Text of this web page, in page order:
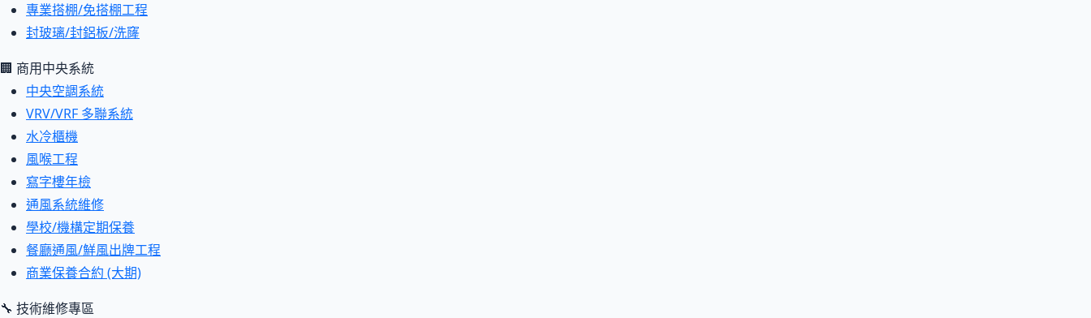
專業搭棚/免搭棚工程
封玻璃/封鋁板/洗窿
🏢 商用中央系統
中央空調系統
VRV/VRF 多聯系統
水冷櫃機
風喉工程
寫字樓年檢
通風系統維修
學校/機構定期保養
餐廳通風/鮮風出牌工程
商業保養合約 (大期)
🔧 技術維修專區